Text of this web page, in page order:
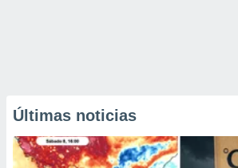
Últimas noticias